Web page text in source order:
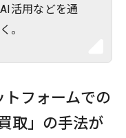
活用などを通
。
トフォームでの
取」の手法が